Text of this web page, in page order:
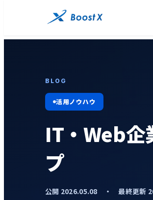
BLOG
活用ノウハウ
IT・Web企
プ
公開 2026.05.08 ・ 最終更新